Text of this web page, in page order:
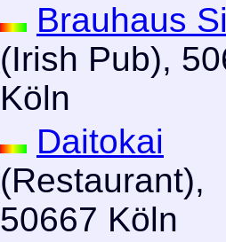
Brauhaus
(Irish Pub),
Köln
Daitokai
(Restaurant),
50667 Köln